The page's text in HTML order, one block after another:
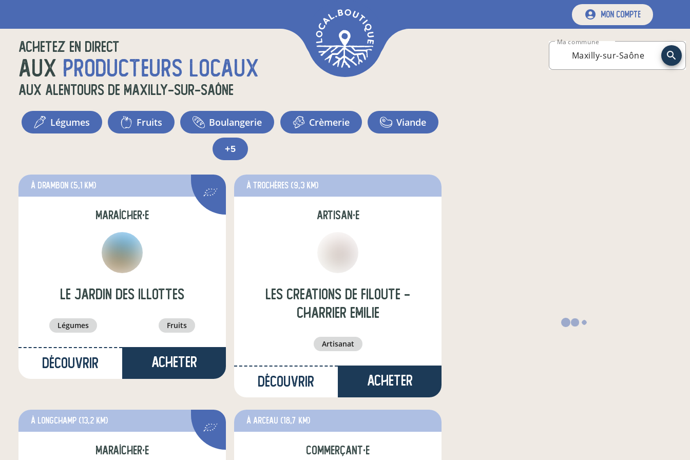
mon compte
Achetez en direct
aux producteurs locaux
aux alentours de Maxilly-sur-Saône
légumes fruits boulangerie crèmerie viande
+5
Ma commune
à Drambon (5,1 km)
maraîcher·e
LE JARDIN DES ILLOTTES
légumes fruits
Découvrir Acheter
à Trochères (9,3 km)
artisan·e
Les Creations de Filoute -
Charrier Emilie
artisanat
Découvrir Acheter
à Longchamp (13,2 km)
maraîcher·e
à Arceau (18,7 km)
commerçant·e